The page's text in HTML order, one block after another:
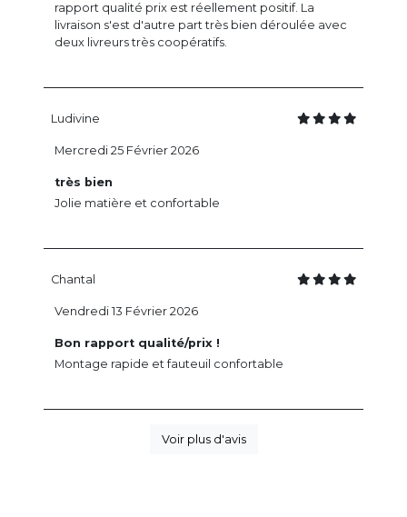
rapport qualité prix est réellement positif. La
livraison s'est d'autre part très bien déroulée avec
deux livreurs très coopératifs.
Ludivine
très bien
Jolie matière et confortable
Mercredi 25 Février 2026
Chantal
Bon rapport qualité/prix !
Montage rapide et fauteuil confortable
Vendredi 13 Février 2026
Voir plus d'avis